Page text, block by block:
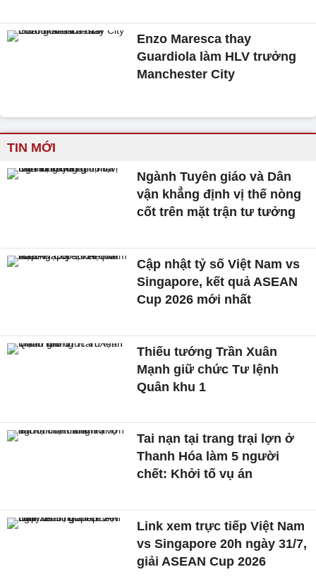
Enzo Maresca thay
Guardiola làm HLV trưởng
Manchester City
TIN MỚI
Ngành Tuyên giáo và Dân
vận khẳng định vị thế nòng
cốt trên mặt trận tư tưởng
Cập nhật tỷ số Việt Nam vs
Singapore, kết quả ASEAN
Cup 2026 mới nhất
Thiếu tướng Trần Xuân
Mạnh giữ chức Tư lệnh
Quân khu 1
Tai nạn tại trang trại lợn ở
Thanh Hóa làm 5 người
chết: Khởi tố vụ án
Link xem trực tiếp Việt Nam
vs Singapore 20h ngày 31/7,
giải ASEAN Cup 2026